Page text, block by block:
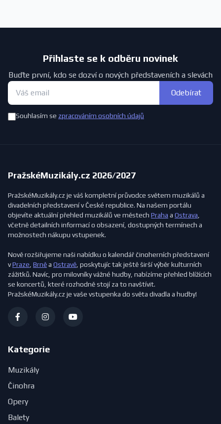
Přihlaste se k odběru novinek
Buďte první, kdo se dozví o nových představeních a slevách
Odebírat
Souhlasím se zpracováním osobních údajů
PražskéMuzikály.cz 2026/2027
PražskéMuzikály.cz je váš kompletní průvodce světem muzikálů a
divadelních představení v České republice. Na našem portálu
objevíte aktuální přehled muzikálů ve městech Praha a Ostrava
včetně detailních informací o obsazení, dostupných termínech a
možnostech nákupu vstupenek.
Nově rozšiřujeme naši nabídku o kalendář činoherních představení
vPraze Brněa Ostravě , poskytujíc tak ještě širší výběr kulturních
zážitků. Navíc, pro milovníky vážné hudby, nabízíme přehled blížících
se koncertů, které rozhodně stojí za to navštívit.
PražskéMuzikály.cz je vaše vstupenka do světa divadla a hudby!
Kategorie
Muzikály
Činohra
Opery
Balety